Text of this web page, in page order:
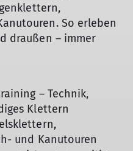
So erleben
draußen – immer
– Technik,
Klettern
und Kanutouren